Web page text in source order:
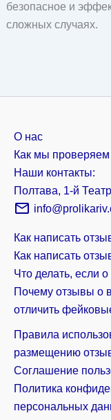
безопасное и
сложных случаях.
О нас
Как мы
Наши контакты:
Полтава, 1-й
Как написать
Как написать
Что делать, если
Почему отзывы о
отличить
Правила
размещению
Соглашение
Политика
персональных